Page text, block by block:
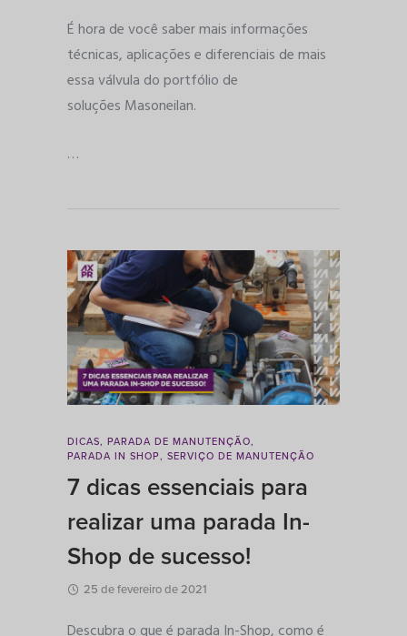
É hora de você saber mais informações
técnicas, aplicações e diferenciais de mais
essa válvula do portfólio de
soluções Masoneilan.
…
DICAS, PARADA DE MANUTENÇÃO,
PARADA IN SHOP, SERVIÇO DE MANUTENÇÃO
7 dicas essenciais para
realizar uma parada In-
Shop de sucesso!
25 de fevereiro de 2021